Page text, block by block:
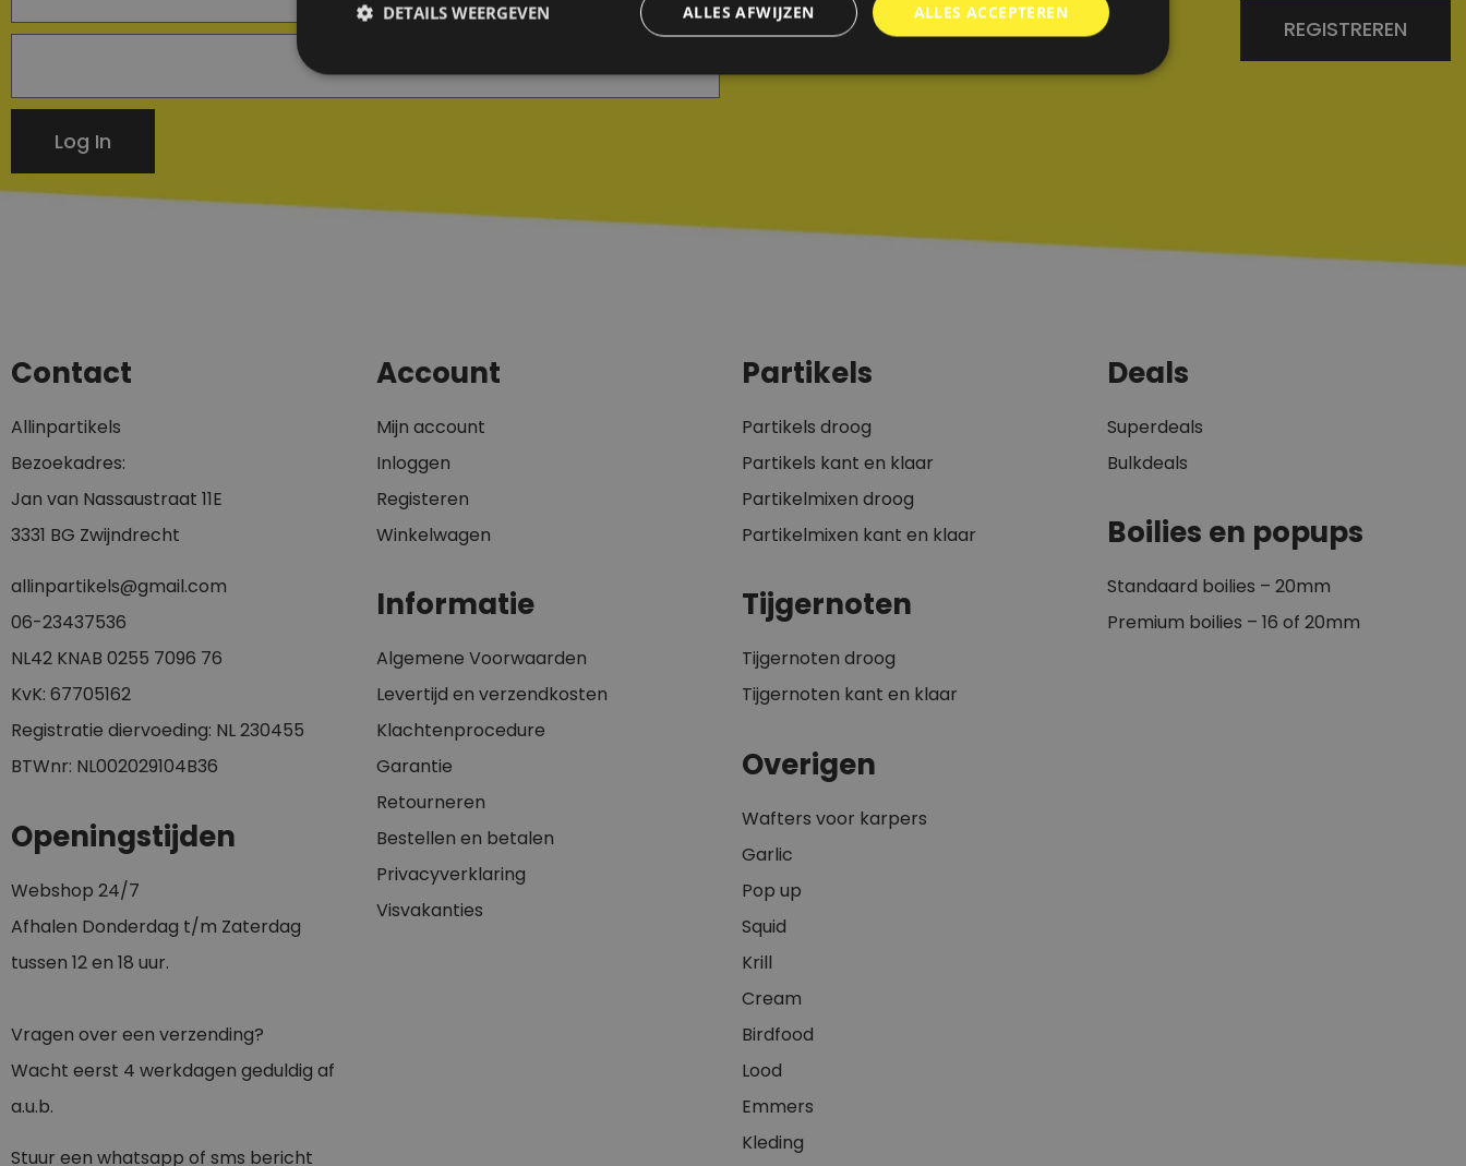
Log In
REGISTREREN
Contact
Allinpartikels
Bezoekadres:
Jan van Nassaustraat 11E
3331 BG Zwijndrecht
allinpartikels@gmail.com
06-23437536
NL42 KNAB 0255 7096 76
KvK: 67705162
Registratie diervoeding: NL 230455
BTWnr: NL002029104B36
Openingstijden
Webshop 24/7
Afhalen Donderdag t/m Zaterdag
tussen 12 en 18 uur.
Vragen over een verzending?
Wacht eerst 4 werkdagen geduldig af
a.u.b.
Stuur een whatsapp of sms bericht
Account
Mijn account
Inloggen
Registeren
Winkelwagen
Informatie
Algemene Voorwaarden
Levertijd en verzendkosten
Klachtenprocedure
Garantie
Retourneren
Bestellen en betalen
Privacyverklaring
Visvakanties
Partikels
Partikels droog
Partikels kant en klaar
Partikelmixen droog
Partikelmixen kant en klaar
Tijgernoten
Tijgernoten droog
Tijgernoten kant en klaar
Overigen
Wafters voor karpers
Garlic
Pop up
Squid
Krill
Cream
Birdfood
Lood
Emmers
Kleding
Deals
Superdeals
Bulkdeals
Boilies en popups
Standaard boilies – 20mm
Premium boilies – 16 of 20mm
ALLES ACCEPTEREN
ALLES AFWIJZEN
DETAILS WEERGEVEN